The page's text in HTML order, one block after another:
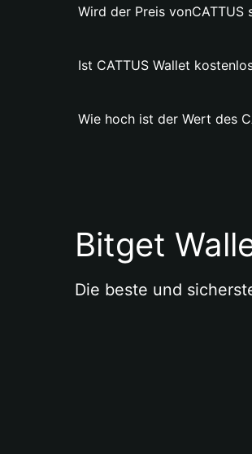
Wird der Preis vonCATTUS
Ist CATTUS Wallet
Wie hoch ist der Wert des
Bitget
Die beste und